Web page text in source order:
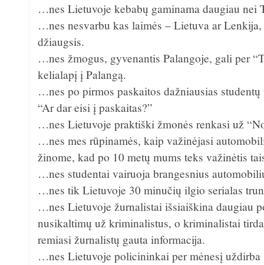
…nes Lietuvoje kebabų gaminama daugiau nei
…nes nesvarbu kas laimės – Lietuva ar
džiaugsis.
…nes žmogus, gyvenantis Palangoje, gali per
kelialapį į Palangą.
…nes po pirmos paskaitos dažniausias
“Ar dar eisi į paskaitas?”
…nes Lietuvoje praktiški žmonės renkasi už
…nes mes rūpinamės, kaip važinėjasi
žinome, kad po 10 metų mums teks važinėtis
…nes studentai vairuoja brangesnius
…nes tik Lietuvoje 30 minučių ilgio serialas
…nes Lietuvoje žurnalistai išsiaiškina daugiau
nusikaltimų už kriminalistus, o kriminalistai
remiasi žurnalistų gauta informacija.
…nes Lietuvoje policininkai per mėnesį uždirba